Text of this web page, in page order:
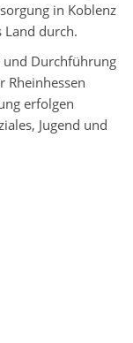
in Koblenz
Land durch.
und Durchführung
Rheinhessen
erfolgen
Jugend und